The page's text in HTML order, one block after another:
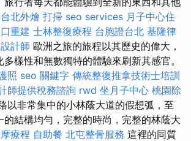
台北外燴 打掃 seo services 月子中心住
重建 士林整復療程 台胞證台北 基隆律
設計師 歐洲之旅的旅程以其歷史的偉大，
樣性和無數獨特的體驗來刷新其感官。
照 seo 關鍵字 傳統整復推拿技術士培訓
師提供稅務諮詢 rwd 坐月子中心 桃園除
以非常集中的小林蔭大道的假想弧，至
的結構均勻，完整的時尚，完整的林蔭大
療程 自助餐 北屯整骨服務 這裡的同質